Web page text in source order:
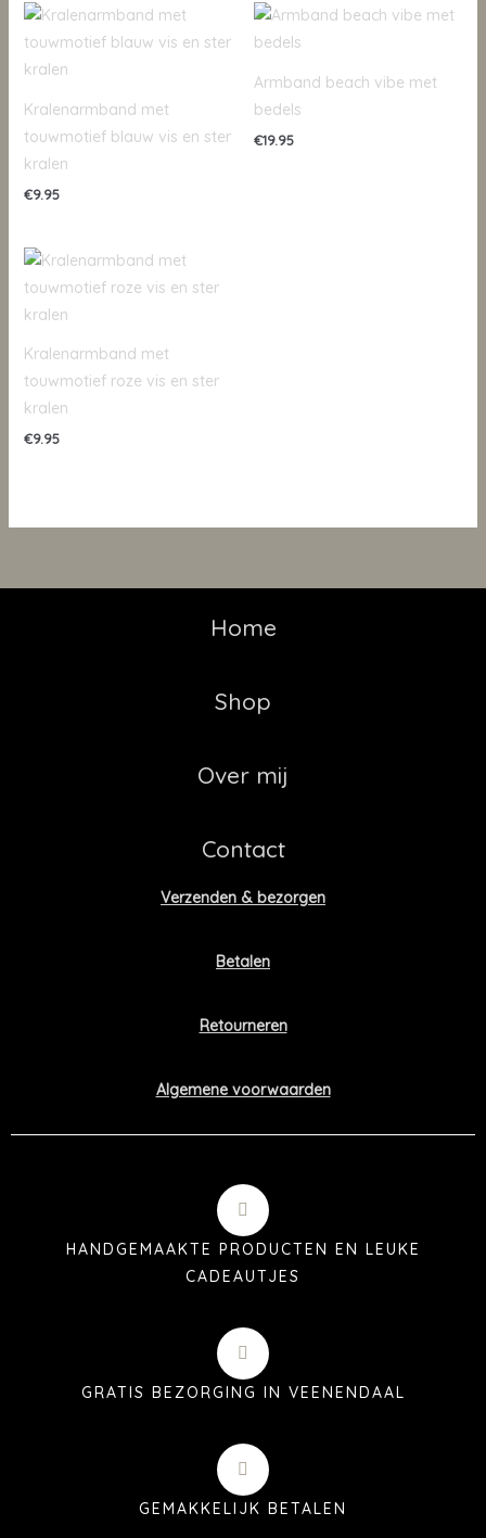
Kralenarmband met
touwmotief blauw vis en ster
kralen
€9.95
Armband beach vibe met
bedels
€19.95
Kralenarmband met
touwmotief roze vis en ster
kralen
€9.95
Home
Shop
Over mij
Contact
Verzenden & bezorgen
Betalen
Retourneren
Algemene voorwaarden
HANDGEMAAKTE PRODUCTEN EN LEUKE
CADEAUTJES
GRATIS BEZORGING IN VEENENDAAL
GEMAKKELIJK BETALEN